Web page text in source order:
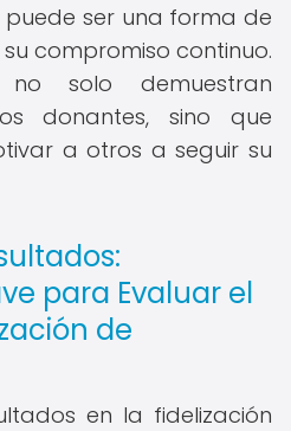
puede ser una forma de
compromiso continuo.
no solo demuestran
donantes, sino que
a otros a seguir su
para Evaluar el
de
en la fidelización